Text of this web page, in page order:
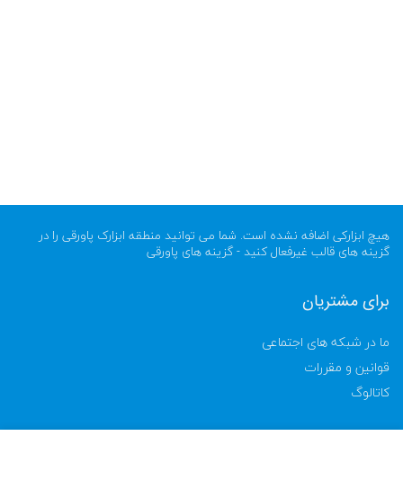
هیچ ابزارکی اضافه نشده است. شما می توانید منطقه ابزارک پاورقی را در
گزینه های قالب غیرفعال کنید - گزینه های پاورقی
برای مشتریان
ما در شبکه های اجتماعی
قوانین و مقررات
کاتالوگ